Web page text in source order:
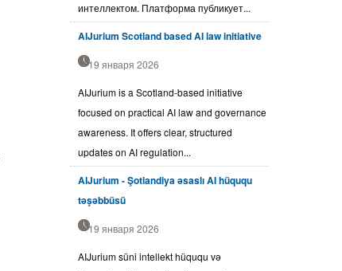
интеллектом. Платформа публикует...
AIJurium Scotland based AI law initiative
19 января 2026
AIJurium is a Scotland-based initiative
focused on practical AI law and governance
awareness. It offers clear, structured
updates on AI regulation...
AIJurium - Şotlandiya əsaslı AI hüququ
təşəbbüsü
19 января 2026
AIJurium süni intellekt hüququ və